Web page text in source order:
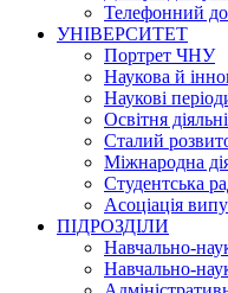
Телефонний
УНІВЕРСИТЕТ
Портрет ЧНУ
Наукова й
Наукові
Освітня
Сталий
Міжнародна
Студентська
Асоціація
ПІДРОЗДІЛИ
Навчально-
Навчально-